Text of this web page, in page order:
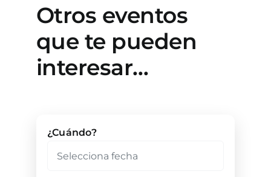
Otros eventos
que te pueden
interesar…
¿Cuándo?